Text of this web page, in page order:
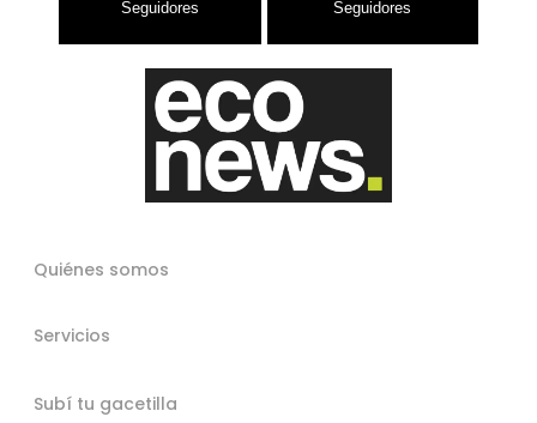
Quiénes somos
Servicios
Subí tu gacetilla